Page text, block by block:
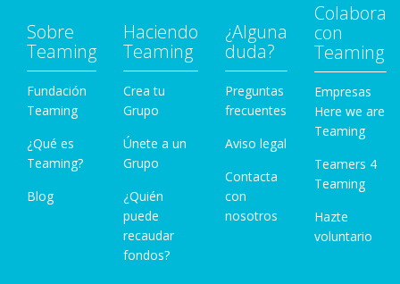
Sobre
Teaming
Fundación
Teaming
¿Qué es
Teaming?
Blog
Haciendo
Teaming
Crea tu
Grupo
Únete a un
Grupo
¿Quién
puede
recaudar
fondos?
¿Alguna
duda?
Preguntas
frecuentes
Aviso legal
Contacta
con
nosotros
Colabora
con
Teaming
Empresas
Here we are
Teaming
Teamers 4
Teaming
Hazte
voluntario